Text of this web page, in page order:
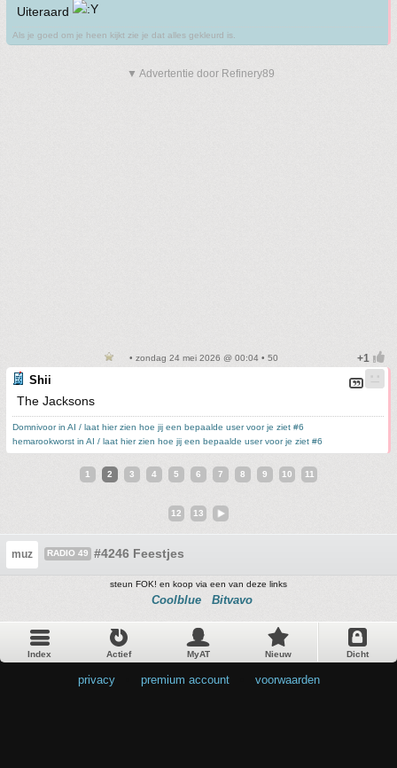
Uiteraard
Als je goed om je heen kijkt zie je dat alles gekleurd is.
▼ Advertentie door Refinery89
• zondag 24 mei 2026 @ 00:04 • 50
Shii
The Jacksons
Domnivoor in AI / laat hier zien hoe jij een bepaalde user voor je ziet #6
hemarookworst in AI / laat hier zien hoe jij een bepaalde user voor je ziet #6
1 2 3 4 5 6 7 8 9 10 11
12 13
muz RADIO 49 #4246 Feestjes
steun FOK! en koop via een van deze links
Coolblue Bitvavo
Index Actief MyAT Nieuw Dicht
privacy premium account voorwaarden